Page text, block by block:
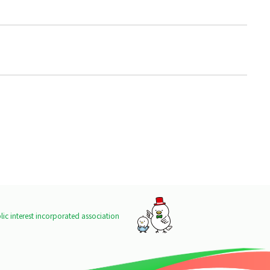
interest incorporated association